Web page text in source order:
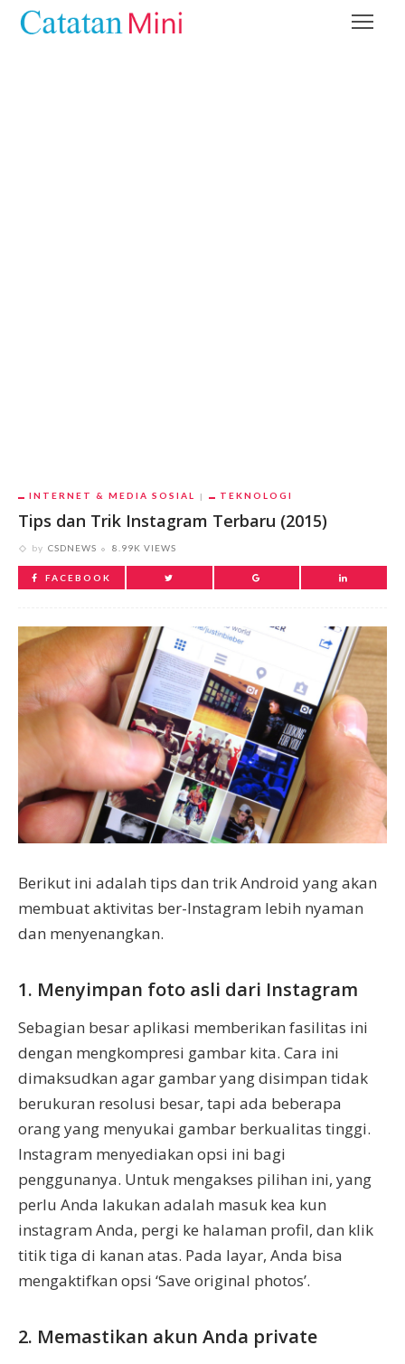
INTERNET & MEDIA SOSIAL TEKNOLOGI
Tips dan Trik Instagram Terbaru (2015)
by CSDNEWS 8.99K VIEWS
FACEBOOK
Berikut ini adalah tips dan trik Android yang akan
membuat aktivitas ber-Instagram lebih nyaman
dan menyenangkan.
1. Menyimpan foto asli dari Instagram
Sebagian besar aplikasi memberikan fasilitas ini
dengan mengkompresi gambar kita. Cara ini
dimaksudkan agar gambar yang disimpan tidak
berukuran resolusi besar, tapi ada beberapa
orang yang menyukai gambar berkualitas tinggi.
Instagram menyediakan opsi ini bagi
penggunanya. Untuk mengakses pilihan ini, yang
perlu Anda lakukan adalah masuk kea kun
instagram Anda, pergi ke halaman profil, dan klik
titik tiga di kanan atas. Pada layar, Anda bisa
mengaktifkan opsi ‘Save original photos’.
2. Memastikan akun Anda private